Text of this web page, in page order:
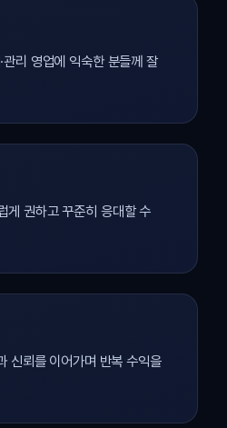
리 영업에 익숙한 분들께 잘
게 권하고 꾸준히 응대할 수
신뢰를 이어가며 반복 수익을